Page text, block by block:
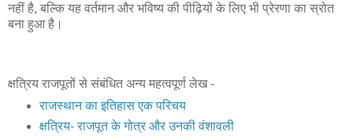
नहीं है, बल्कि यह वर्तमान और भविष्य की पीढ़ियों के लिए भी प्रेरणा का स्रोत
बना हुआ है।
क्षत्रिय राजपूतों से संबंधित अन्य महत्वपूर्ण लेख -
राजस्थान का इतिहास एक परिचय
क्षत्रिय- राजपूत के गोत्र और उनकी वंशावली